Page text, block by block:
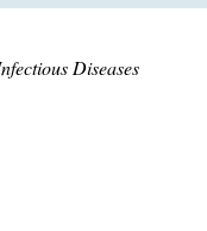
Diseases